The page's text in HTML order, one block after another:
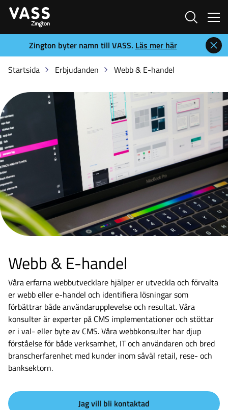
Sök
Zington byter namn till VASS. Läs mer här
Startsida
Erbjudanden Webb & E-handel
Webb & E-handel
Våra erfarna webbutvecklare hjälper er utveckla och förvalta
er webb eller e-handel och identifiera lösningar som
förbättrar både användarupplevelse och resultat. Våra
konsulter är experter på CMS implementationer och stöttar
er i val- eller byte av CMS. Våra webbkonsulter har djup
förståelse för både verksamhet, IT och användaren och bred
branscherfarenhet med kunder inom såväl retail, rese- och
banksektorn.
Jag vill bli kontaktad